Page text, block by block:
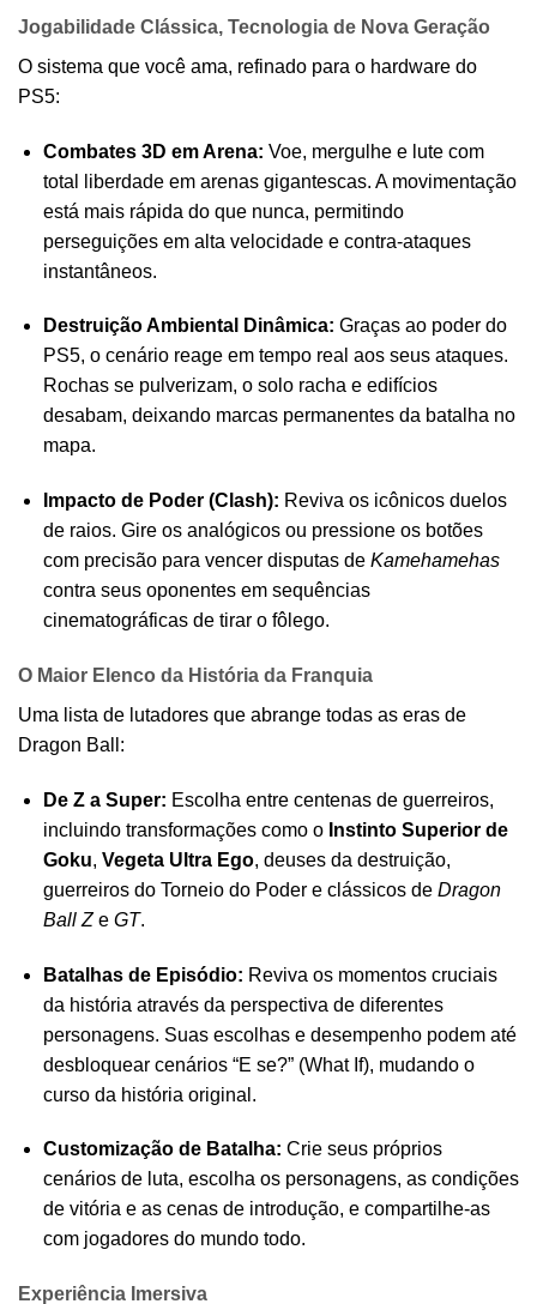
Jogabilidade Clássica, Tecnologia de Nova Geração
O sistema que você ama, refinado para o hardware do
PS5:
Combates 3D em Arena: Voe, mergulhe e lute com
total liberdade em arenas gigantescas. A movimentação
está mais rápida do que nunca, permitindo
perseguições em alta velocidade e contra-ataques
instantâneos.
Destruição Ambiental Dinâmica: Graças ao poder do
PS5, o cenário reage em tempo real aos seus ataques.
Rochas se pulverizam, o solo racha e edifícios
desabam, deixando marcas permanentes da batalha no
mapa.
Impacto de Poder (Clash): Reviva os icônicos duelos
de raios. Gire os analógicos ou pressione os botões
com precisão para vencer disputas de Kamehamehas
contra seus oponentes em sequências
cinematográficas de tirar o fôlego.
O Maior Elenco da História da Franquia
Uma lista de lutadores que abrange todas as eras de
Dragon Ball:
De Z a Super: Escolha entre centenas de guerreiros,
incluindo transformações como o Instinto Superior de
Goku, Vegeta Ultra Ego, deuses da destruição,
guerreiros do Torneio do Poder e clássicos de Dragon
Ball Ze GT.
Batalhas de Episódio: Reviva os momentos cruciais
da história através da perspectiva de diferentes
personagens. Suas escolhas e desempenho podem até
desbloquear cenários “E se?” (What If), mudando o
curso da história original.
Customização de Batalha: Crie seus próprios
cenários de luta, escolha os personagens, as condições
de vitória e as cenas de introdução, e compartilhe-as
com jogadores do mundo todo.
Experiência Imersiva